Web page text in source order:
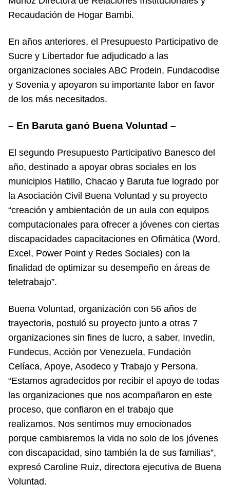
Recaudación de Hogar Bambi.
En años anteriores, el Presupuesto Participativo de
Sucre y Libertador fue adjudicado a las
organizaciones sociales ABC Prodein, Fundacodise
y Sovenia y apoyaron su importante labor en favor
de los más necesitados.
– En Baruta ganó Buena Voluntad –
El segundo Presupuesto Participativo Banesco del
año, destinado a apoyar obras sociales en los
municipios Hatillo, Chacao y Baruta fue logrado por
la Asociación Civil Buena Voluntad y su proyecto
“creación y ambientación de un aula con equipos
computacionales para ofrecer a jóvenes con ciertas
discapacidades capacitaciones en Ofimática (Word,
Excel, Power Point y Redes Sociales) con la
finalidad de optimizar su desempeño en áreas de
teletrabajo”.
Buena Voluntad, organización con 56 años de
trayectoria, postuló su proyecto junto a otras 7
organizaciones sin fines de lucro, a saber, Invedin,
Fundecus, Acción por Venezuela, Fundación
Celíaca, Apoye, Asodeco y Trabajo y Persona.
“Estamos agradecidos por recibir el apoyo de todas
las organizaciones que nos acompañaron en este
proceso, que confiaron en el trabajo que
realizamos. Nos sentimos muy emocionados
porque cambiaremos la vida no solo de los jóvenes
con discapacidad, sino también la de sus familias”,
expresó Caroline Ruiz, directora ejecutiva de Buena
Voluntad.